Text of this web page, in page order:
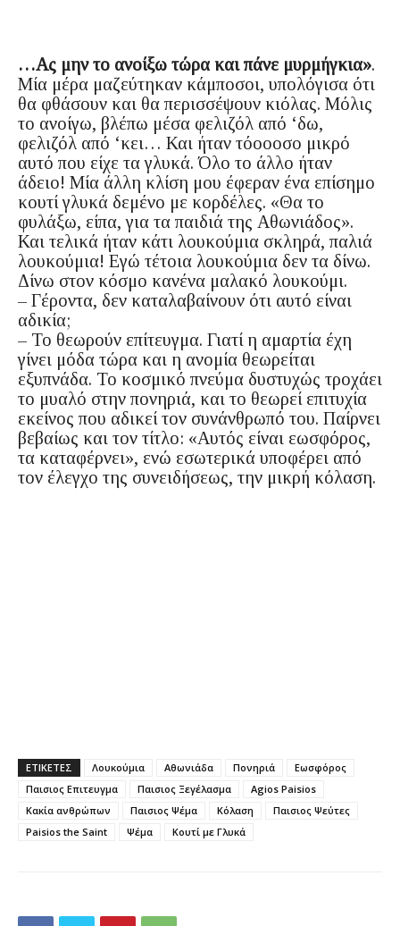
…Ας μην το ανοίξω τώρα και πάνε μυρμήγκια».
Μία μέρα μαζεύτηκαν κάμποσοι, υπολόγισα ότι
θα φθάσουν και θα περισσέψουν κιόλας. Μόλις
το ανοίγω, βλέπω μέσα φελιζόλ από ‘δω,
φελιζόλ από ‘κει… Και ήταν τόοοοσο μικρό
αυτό που είχε τα γλυκά. Όλο το άλλο ήταν
άδειο! Μία άλλη κλίση μου έφεραν ένα επίσημο
κουτί γλυκά δεμένο με κορδέλες. «Θα το
φυλάξω, είπα, για τα παιδιά της Αθωνιάδος».
Και τελικά ήταν κάτι λουκούμια σκληρά, παλιά
λουκούμια! Εγώ τέτοια λουκούμια δεν τα δίνω.
Δίνω στον κόσμο κανένα μαλακό λουκούμι.
– Γέροντα, δεν καταλαβαίνουν ότι αυτό είναι
αδικία;
– Το θεωρούν επίτευγμα. Γιατί η αμαρτία έχη
γίνει μόδα τώρα και η ανομία θεωρείται
εξυπνάδα. Το κοσμικό πνεύμα δυστυχώς τροχάει
το μυαλό στην πονηριά, και το θεωρεί επιτυχία
εκείνος που αδικεί τον συνάνθρωπό του. Παίρνει
βεβαίως και τον τίτλο: «Αυτός είναι εωσφόρος,
τα καταφέρνει», ενώ εσωτερικά υποφέρει από
τον έλεγχο της συνειδήσεως, την μικρή κόλαση.
ΕΤΙΚΕΤΕΣ Λουκούμια Αθωνιάδα Πονηριά
Εωσφόρος
Παισιος Επιτευγμα
Παισιος Ξεγέλασμα
Agios Paisios
Κακία ανθρώπων
Παισιος Ψέμα Κόλαση
Παισιος Ψεύτες
Paisios the Saint
Ψέμα Κουτί με Γλυκά